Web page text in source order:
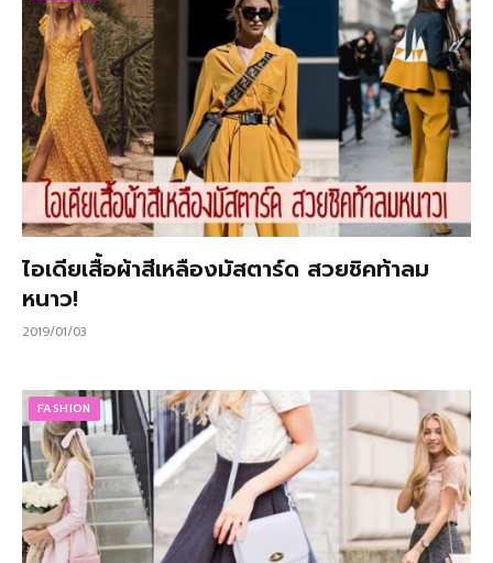
ไอเดียเสื้อผ้าสีเหลืองมัสตาร์ด สวยชิคท้าลม
หนาว!
2019/01/03
FASHION